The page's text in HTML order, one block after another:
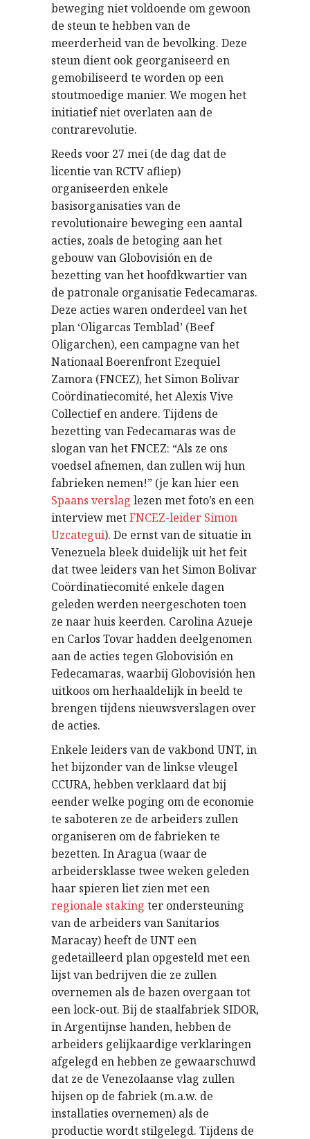
beweging niet voldoende om gewoon
de steun te hebben van de
meerderheid van de bevolking. Deze
steun dient ook georganiseerd en
gemobiliseerd te worden op een
stoutmoedige manier. We mogen het
initiatief niet overlaten aan de
contrarevolutie.
Reeds voor 27 mei (de dag dat de
licentie van RCTV afliep)
organiseerden enkele
basisorganisaties van de
revolutionaire beweging een aantal
acties, zoals de betoging aan het
gebouw van Globovisión en de
bezetting van het hoofdkwartier van
de patronale organisatie Fedecamaras.
Deze acties waren onderdeel van het
plan ‘Oligarcas Temblad’ (Beef
Oligarchen), een campagne van het
Nationaal Boerenfront Ezequiel
Zamora (FNCEZ), het Simon Bolivar
Coördinatiecomité, het Alexis Vive
Collectief en andere. Tijdens de
bezetting van Fedecamaras was de
slogan van het FNCEZ: “Als ze ons
voedsel afnemen, dan zullen wij hun
fabrieken nemen!” (je kan hier een
Spaans verslag lezen met foto’s en een
interview metFNCEZ-leider Simon
Uzcategui). De ernst van de situatie in
Venezuela bleek duidelijk uit het feit
dat twee leiders van het Simon Bolivar
Coördinatiecomité enkele dagen
geleden werden neergeschoten toen
ze naar huis keerden. Carolina Azueje
en Carlos Tovar hadden deelgenomen
aan de acties tegen Globovisión en
Fedecamaras, waarbij Globovisión hen
uitkoos om herhaaldelijk in beeld te
brengen tijdens nieuwsverslagen over
de acties.
Enkele leiders van de vakbond UNT, in
het bijzonder van de linkse vleugel
CCURA, hebben verklaard dat bij
eender welke poging om de economie
te saboteren ze de arbeiders zullen
organiseren om de fabrieken te
bezetten. In Aragua (waar de
arbeidersklasse twee weken geleden
haar spieren liet zien met een
regionale staking ter ondersteuning
van de arbeiders van Sanitarios
Maracay) heeft de UNT een
gedetailleerd plan opgesteld met een
lijst van bedrijven die ze zullen
overnemen als de bazen overgaan tot
een lock-out. Bij de staalfabriek SIDOR,
in Argentijnse handen, hebben de
arbeiders gelijkaardige verklaringen
afgelegd en hebben ze gewaarschuwd
dat ze de Venezolaanse vlag zullen
hijsen op de fabriek (m.a.w. de
installaties overnemen) als de
productie wordt stilgelegd. Tijdens de